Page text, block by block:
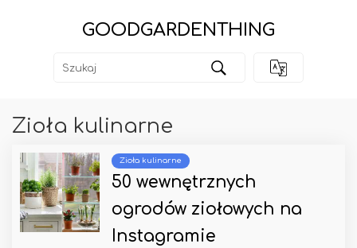
GOODGARDENTHING
Zioła kulinarne
Zioła kulinarne
50 wewnętrznych
ogrodów ziołowych na
Instagramie